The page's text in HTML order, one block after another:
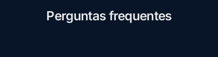
Perguntas frequentes